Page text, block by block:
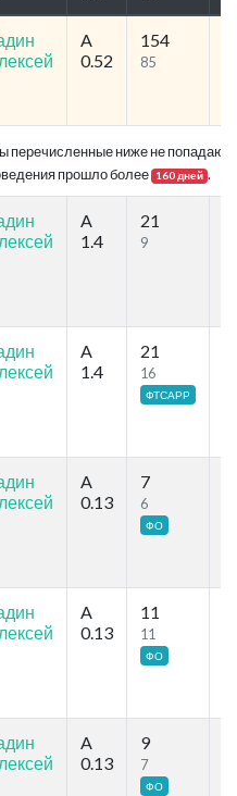
A
0.52
154
85
перечисленные ниже не попадают
прошло более 160 дней .
A
1.4
21
9
A
1.4
21
16
ФТСАРР
A
0.13
7
6
ФО
A
0.13
11
11
ФО
A
0.13
9
7
ФО